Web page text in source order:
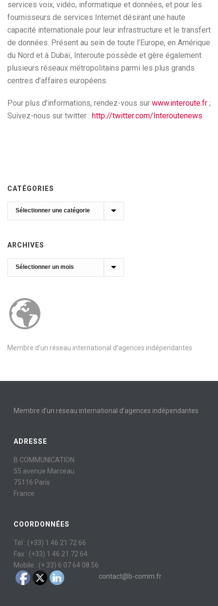
services voix, vidéo, informatique et données, et pour les
fournisseurs de services Internet désirant une haute
capacité internationale pour leur infrastructure et le transfert
de données. Présent au sein de toute l’Europe, en Amérique
du Nord et à Dubaï, Interoute possède et gère également
plusieurs réseaux métropolitains parmi les plus grands
centres d’affaires européens.
Pour plus d’informations, rendez-vous sur www.interoute.fr ;
Suivez-nous sur twitter : http://twitter.com/Interoutenews
CATÉGORIES
Catégories
ARCHIVES
Archives
Membre d’un réseau international d’agences indépendantes
Membre d’un réseau international d’agences indépendantes
ADRESSE
B COMMUNICATION
55 avenue Marceau
75116 Paris
France
COORDONNÉES
Tél : (+33) 1 46 21 72 66
Fax : (+33) 1 46 21 72 64
Mobile : (+ 33) 6 07 64 08 56
contact@b-comm.fr